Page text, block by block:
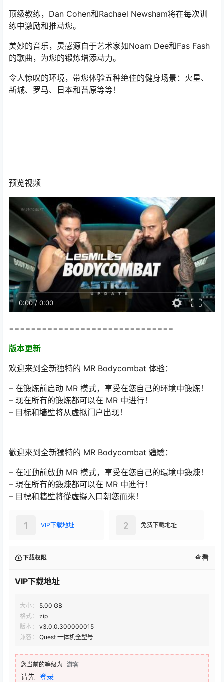
顶级教练，Dan Cohen和Rachael Newsham将在每次训
练中激励和推动您。
美妙的音乐，灵感源自于艺术家如Noam Dee和Fas Fash
的歌曲，为您的锻炼增添动力。
令人惊叹的环境，带您体验五种绝佳的健身场景：火星、
新城、罗马、日本和苔原等等！
预览视频
0:00/ 0:00
==============================
版本更新
欢迎来到全新独特的 MR Bodycombat 体验：
– 在锻炼前启动 MR 模式，享受在您自己的环境中锻炼！
– 现在所有的锻炼都可以在 MR 中进行！
– 目标和墙壁将从虚拟门户出现！
歡迎來到全新獨特的 MR Bodycombat 體驗：
– 在運動前啟動 MR 模式，享受在您自己的環境中鍛煉！
– 現在所有的鍛煉都可以在 MR 中進行！
– 目標和牆壁將從虛擬入口朝您而來！
VIP下载地址
1 免费下载地址
2
下载权限 查看
VIP下载地址
大小：
5.00 GB
格式：
zip
版本：
v3.0.0.300000015
兼容：
Quest 一体机全型号
您当前的等级为 游客
请先 登录